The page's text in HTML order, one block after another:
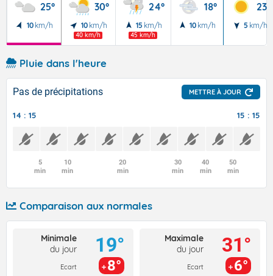
25°
10 km/h
30°
10 km/h
40 km/h
24°
15 km/h
45 km/h
18°
10 km/h
23°
5 km/h
Pluie dans l'heure
Pas de précipitations METTRE À JOUR
14 : 15 15 : 15
5
min
10
min
20
min
30
min
40
min
50
min
Comparaison aux normales
Minimale
du jour
Ecart
19°
8°
Maximale
du jour
Ecart
31°
6°